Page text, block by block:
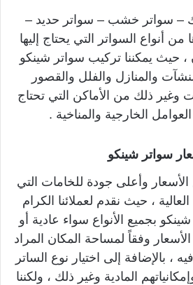
– سواتر خشب – سواتر حديد –
أنواع السواتر التي يحتاج إليها
حيث يمكننا تركيب سواتر شينكو
والمنازل والفلل والقصور
وغير ذلك من الأماكن التي تحتاج
الخارجية والمناخية .
سواتر شينكو
وأعلى جودة للخامات التي
العالية ، حيث نقدم لعملائنا الكرام
بجميع الأنواع سواء عادية أو
وفقاً لمساحة المكان المراد
، بالإضافة إلى اختيار نوع الساتر
المادية وغير ذلك ، ولكننا